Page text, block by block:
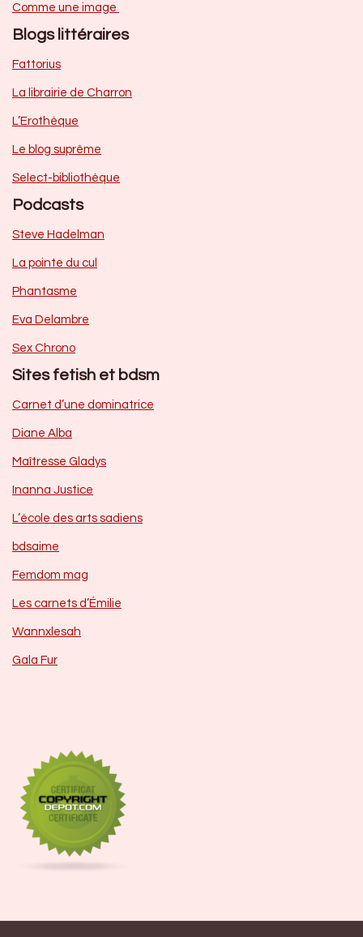
Comme une image
Blogs littéraires
Fattorius
La librairie de Charron
L’Erothèque
Le blog suprême
Select-bibliothèque
Podcasts
Steve Hadelman
La pointe du cul
Phantasme
Eva Delambre
Sex Chrono
Sites fetish et bdsm
Carnet d’une dominatrice
Diane Alba
Maîtresse Gladys
Inanna Justice
L’école des arts sadiens
bdsaime
Femdom mag
Les carnets d’Émilie
Wannxlesah
Gala Fur